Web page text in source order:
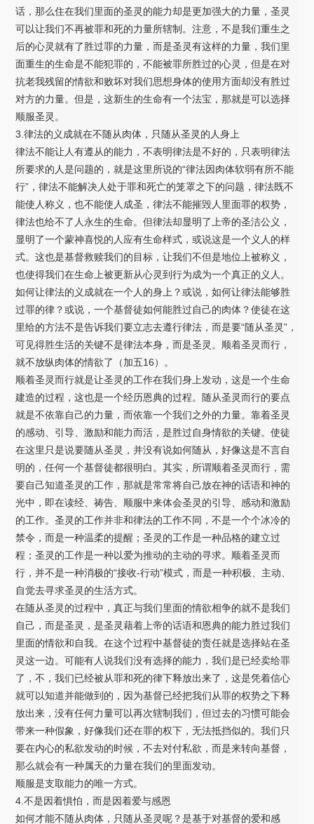
话，那么住在我们里面的圣灵的能力却是更加强大的力量，圣灵
可以让我们不再被罪和死的力量所辖制。注意，不是我们重生之
后的心灵就有了胜过罪的力量，而是圣灵有这样的力量，我们里
面重生的生命是不能犯罪的，不能被罪所胜过的心灵，但是在对
抗老我残留的情欲和败坏对我们思想身体的使用方面却没有胜过
对方的力量。但是，这新生的生命有一个法宝，那就是可以选择
顺服圣灵。
3.律法的义成就在不随从肉体，只随从圣灵的人身上
律法不能让人有遵从的能力，不表明律法是不好的，只表明律法
所要求的人是问题的，就是这里所说的“律法因肉体软弱有所不能
行”，律法不能解决人处于罪和死亡的笼罩之下的问题，律法既不
能使人称义，也不能使人成圣，律法不能摧毁人里面罪的权势，
律法也给不了人永生的生命。但律法却显明了上帝的圣洁公义，
显明了一个蒙神喜悦的人应有生命样式，或说这是一个义人的样
式。这也是基督救赎我们的目标，让我们不但是地位上被称义，
也使得我们在生命上被更新从心灵到行为成为一个真正的义人。
如何让律法的义成就在一个人的身上？或说，如何让律法能够胜
过罪的律？或说，一个基督徒如何能胜过自己的肉体？使徒在这
里给的方法不是告诉我们要立志去遵行律法，而是要“随从圣灵”，
可见得胜生活的关键不是律法本身，而是圣灵。顺着圣灵而行，
就不放纵肉体的情欲了（加五16）。
顺着圣灵而行就是让圣灵的工作在我们身上发动，这是一个生命
建造的过程，这也是一个经历恩典的过程。随从圣灵而行的要点
就是不依靠自己的力量，而依靠一个我们之外的力量。靠着圣灵
的感动、引导、激励和能力而活，是胜过自身情欲的关键。使徒
在这里只是说要随从圣灵，并没有说如何随从，好像这是不言自
明的，任何一个基督徒都很明白。其实，所谓顺着圣灵而行，需
要自己知道圣灵的工作，那就是常常将自己放在神的话语和神的
光中，即在读经、祷告、顺服中来体会圣灵的引导、感动和激励
的工作。圣灵的工作并非和律法的工作不同，不是一个个冰冷的
禁令，而是一种温柔的提醒；圣灵的工作是一种品格的建立过
程；圣灵的工作是一种以爱为推动的主动的寻求。顺着圣灵而
行，并不是一种消极的“接收-行动”模式，而是一种积极、主动、
自觉去寻求圣灵的生活方式。
在随从圣灵的过程中，真正与我们里面的情欲相争的就不是我们
自己，而是圣灵，是圣灵藉着上帝的话语和恩典的能力胜过我们
里面的情欲和自我。在这个过程中基督徒的责任就是选择站在圣
灵这一边。可能有人说我们没有选择的能力，我们是已经卖给罪
了，不，我们已经被从罪和死的律下释放出来了，这是凭着信心
就可以知道并能做到的，因为基督已经把我们从罪的权势之下释
放出来，没有任何力量可以再次辖制我们，但过去的习惯可能会
带来一种假象，好像我们还在罪的权下，无法抵挡似的。我们只
要在内心的私欲发动的时候，不去对付私欲，而是来转向基督，
那么就会有一种属天的力量在我们的里面发动。
顺服是支取能力的唯一方式。
4.不是因着惧怕，而是因着爱与感恩
如何才能不随从肉体，只随从圣灵呢？是基于对基督的爱和感